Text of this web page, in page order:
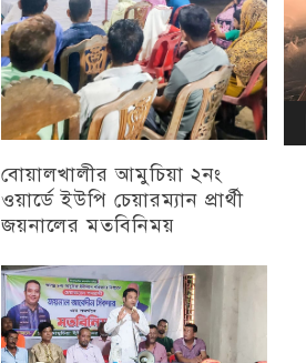
বোয়ালখালীর আমুচিয়া ২নং
ওয়ার্ডে ইউপি চেয়ারম্যান প্রার্থী
জয়নালের মতবিনিময়